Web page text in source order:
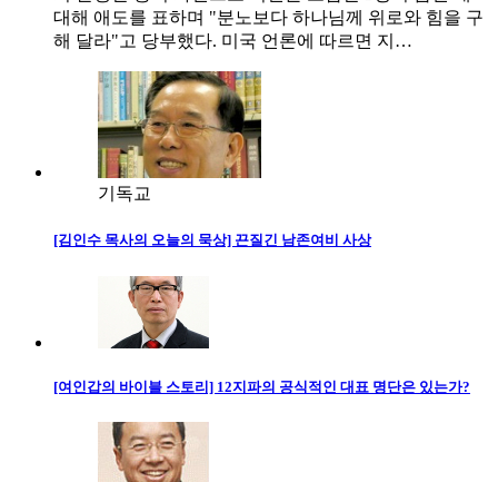
대해 애도를 표하며 "분노보다 하나님께 위로와 힘을 구
해 달라"고 당부했다. 미국 언론에 따르면 지…
기독교
[김인수 목사의 오늘의 묵상] 끈질긴 남존여비 사상
[여인갑의 바이블 스토리] 12지파의 공식적인 대표 명단은 있는가?